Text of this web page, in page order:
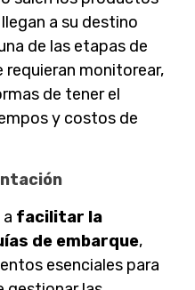
a su destino
de las etapas de
monitorear,
de tener el
y costos de
facilitar la
de embarque,
esenciales para